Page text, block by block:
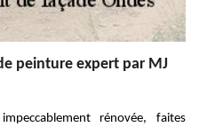
peinture expert par MJ
rénovée, faites